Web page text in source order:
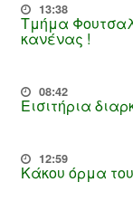
13:38
Τμήμα
κανένας !
08:42
Εισιτήρια
12:59
Κάκου όρμα